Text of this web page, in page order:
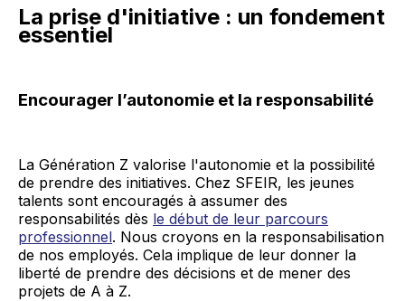
La prise d'initiative : un fondement
essentiel
Encourager l’autonomie et la responsabilité
La Génération Z valorise l'autonomie et la possibilité
de prendre des initiatives. Chez SFEIR, les jeunes
talents sont encouragés à assumer des
responsabilités dès le début de leur parcours
professionnel. Nous croyons en la responsabilisation
de nos employés. Cela implique de leur donner la
liberté de prendre des décisions et de mener des
projets de A à Z.